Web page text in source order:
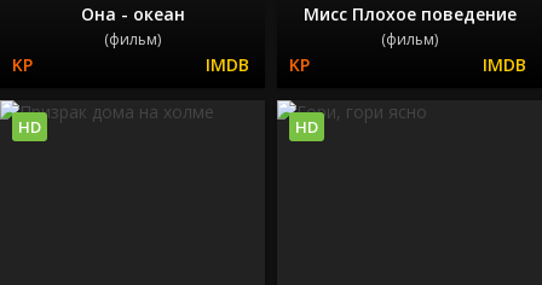
Она - океан
(фильм)
Мисс Плохое поведение
(фильм)
HD HD